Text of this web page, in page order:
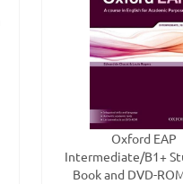
Oxford EAP
Intermediate/B1+
Book and DVD-